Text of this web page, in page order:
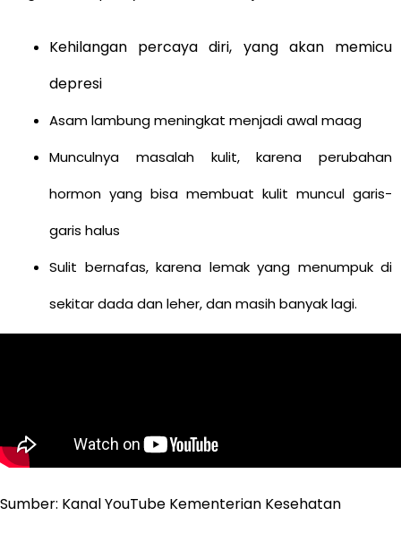
Kehilangan percaya diri, yang akan memicu
depresi
Asam lambung meningkat menjadi awal maag
Munculnya masalah kulit, karena perubahan
hormon yang bisa membuat kulit muncul garis-
garis halus
Sulit bernafas, karena lemak yang menumpuk di
sekitar dada dan leher, dan masih banyak lagi.
Sumber: Kanal YouTube Kementerian Kesehatan